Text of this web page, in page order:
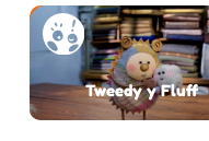
Tweedy y Fluff